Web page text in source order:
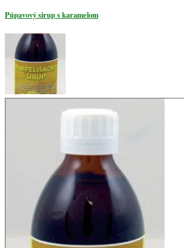
Púpavový sirup s karamelom